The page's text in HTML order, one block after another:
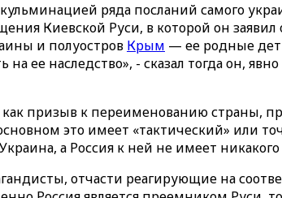
ряда посланий самого
Киевской Руси, в которой он
и полуостров Крым — ее родные
ее наследство», - сказал тогда он,
как призыв к переименованию страны,
это имеет «тактический» или
а Россия к ней не имеет
отчасти реагирующие на